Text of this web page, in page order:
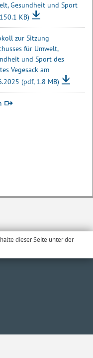
Gesundheit und Sport
KB)
zur Sitzung
für Umwelt,
und Sport des
Vegesack am
(pdf, 1.8 MB)
dieser Seite unter der